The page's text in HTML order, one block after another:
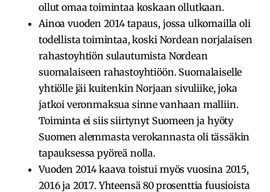
ollut omaa toimintaa koskaan ollutkaan.
Ainoa vuoden 2014 tapaus, jossa ulkomailla oli
todellista toimintaa, koski Nordean norjalaisen
rahastoyhtiön sulautumista Nordean
suomalaiseen rahastoyhtiöön. Suomalaiselle
yhtiölle jäi kuitenkin Norjaan sivuliike, joka
jatkoi veronmaksua sinne vanhaan malliin.
Toiminta ei siis siirtynyt Suomeen ja hyöty
Suomen alemmasta verokannasta oli tässäkin
tapauksessa pyöreä nolla.
Vuoden 2014 kaava toistui myös vuosina 2015,
2016 ja 2017. Yhteensä 80 prosenttia fuusioista